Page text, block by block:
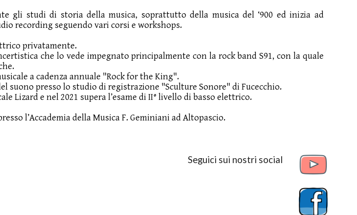
gli studi di storia della musica, soprattutto della musica del ‘900 ed inizia ad
recording seguendo vari corsi e workshops.
privatamente.
che lo vede impegnato principalmente con la rock band S91, con la quale
a cadenza annuale "Rock for the King".
suono presso lo studio di registrazione "Sculture Sonore" di Fucecchio.
Lizard e nel 2021 supera l’esame di II° livello di basso elettrico.
l’Accademia della Musica F. Geminiani ad Altopascio.
Seguici sui nostri social